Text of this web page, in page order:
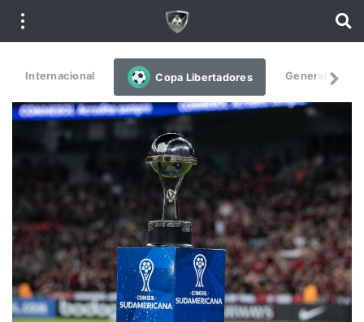
Internacional Copa Libertadores General